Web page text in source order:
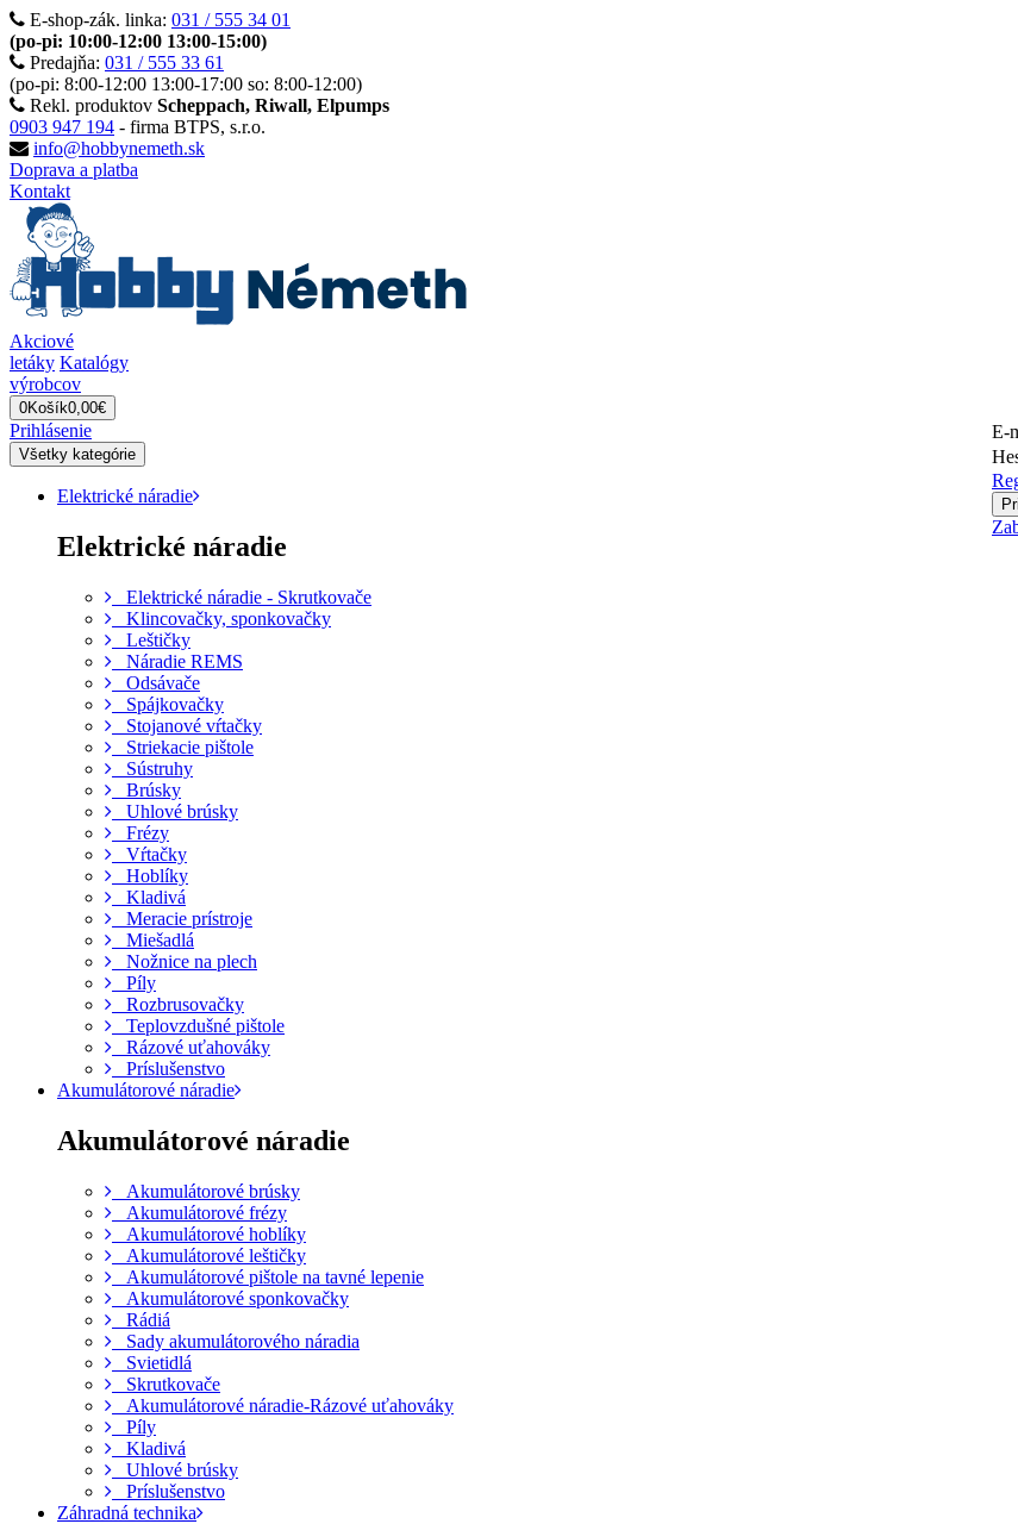
E-shop-zák. linka: 031 / 555 34 01
(po-pi: 10:00-12:00 13:00-15:00)
Predajňa: 031 / 555 33 61
(po-pi: 8:00-12:00 13:00-17:00 so: 8:00-12:00)
Rekl. produktov Scheppach, Riwall, Elpumps
0903 947 194 - firma BTPS, s.r.o.
info@hobbynemeth.sk
Doprava a platba
Kontakt
Akciové
letáky Katalógy
výrobcov
0Košík0,00€
Prihlásenie
E-
Všetky kategórie
Elektrické náradie
Elektrické náradie
Elektrické náradie - Skrutkovače
Klincovačky, sponkovačky
Leštičky
Náradie REMS
Odsávače
Spájkovačky
Stojanové vŕtačky
Striekacie pištole
Sústruhy
Brúsky
Uhlové brúsky
Frézy
Vŕtačky
Hoblíky
Kladivá
Meracie prístroje
Miešadlá
Nožnice na plech
Píly
Rozbrusovačky
Teplovzdušné pištole
Rázové uťahováky
Príslušenstvo
Akumulátorové náradie
Akumulátorové náradie
Akumulátorové brúsky
Akumulátorové frézy
Akumulátorové hoblíky
Akumulátorové leštičky
Akumulátorové pištole na tavné lepenie
Akumulátorové sponkovačky
Rádiá
Sady akumulátorového náradia
Svietidlá
Skrutkovače
Akumulátorové náradie-Rázové uťahováky
Píly
Kladivá
Uhlové brúsky
Príslušenstvo
Záhradná technika